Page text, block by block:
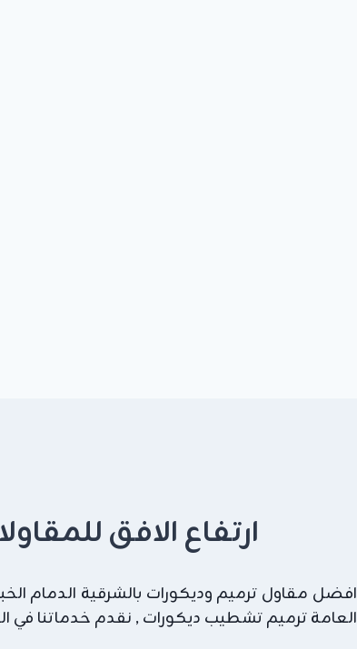
ارتفاع الافق
افضل مقاول ترميم وديكورات بالشرقية الدمام
العامة ترميم تشطيب ديكورات , نقدم خدماتنا في